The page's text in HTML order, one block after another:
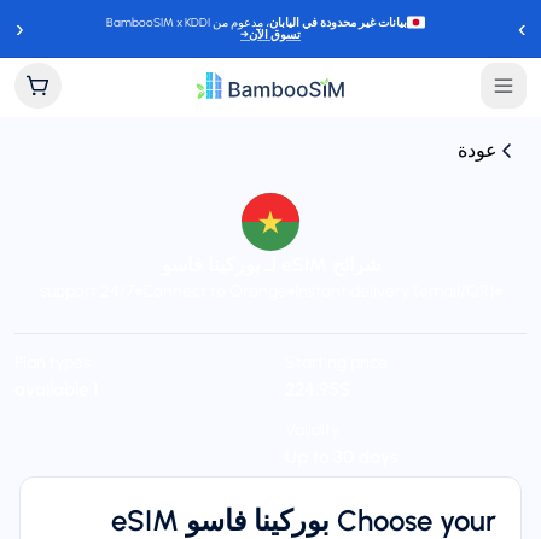
‹ بيانات غير محدودة في اليابان، مدعوم من BambooSIM x KDDI
تسوق الآن→ ›
عودة
Choose your بوركينا فاسو eSIM